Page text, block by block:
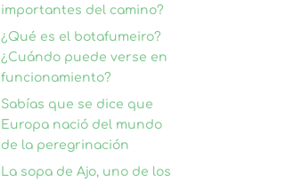
importantes del camino?
¿Qué es el botafumeiro?
¿Cuándo puede verse en
funcionamiento?
Sabías que se dice que
Europa nació del mundo
de la peregrinación
La sopa de Ajo, uno de los